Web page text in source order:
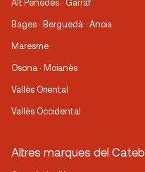
Alt Penedès · Garraf
Bages · Berguedà · Anoia
Maresme
Osona · Moianès
Vallès Oriental
Vallès Occidental
Altres marques del Cateb